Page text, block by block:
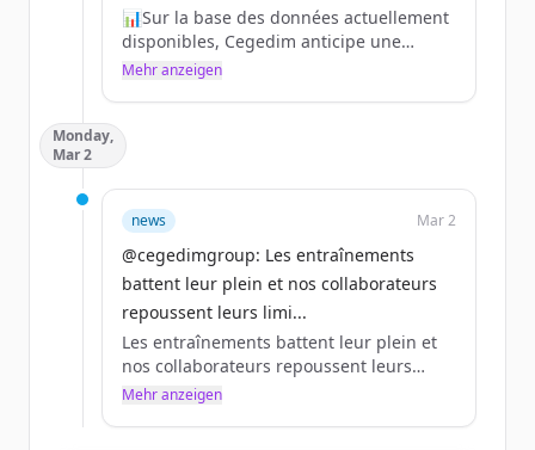
📊Sur la base des données actuellement
disponibles, Cegedim anticipe une
croissance organique de son chiffre
Pour en savoir plus sur les prochains
événements 👇
https://t.co/3OwZOMO2Sr
https://t.co/wg7fjQhdH9
#CegedimRésultats
https://t.co/hWkwzKE7NN
Mehr anzeigen
Monday,
Mar 2
news Mar 2
@cegedimgroup: Les entraînements
battent leur plein et nos collaborateurs
repoussent leurs limi...
Les entraînements battent leur plein et
nos collaborateurs repoussent leurs
limites 🏃‍♂️🏃‍♀️
Mehr anzeigen